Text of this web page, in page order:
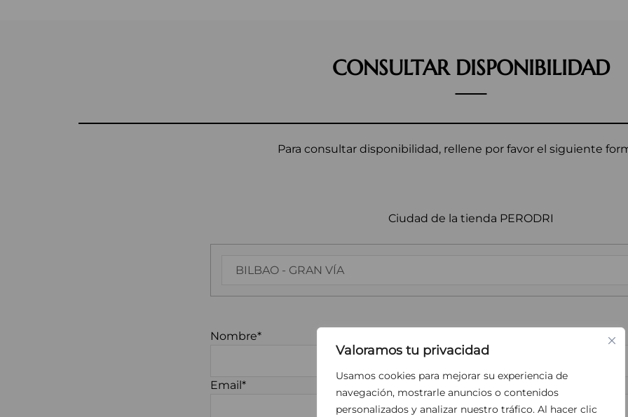
Valoramos tu privacidad
Usamos cookies para mejorar su experiencia de
navegación, mostrarle anuncios o contenidos
personalizados y analizar nuestro tráfico. Al hacer clic
CONSULTAR DISPONIBILIDAD
Para consultar disponibilidad, rellene por favor el siguiente
Ciudad de la tienda PERODRI
Nombre*
Email* Teléfono